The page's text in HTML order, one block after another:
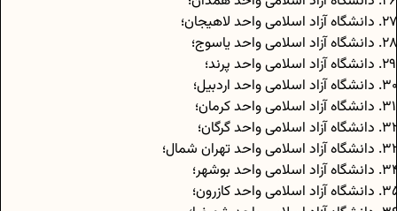
دانشگاه آزاد اسلامی واحد لاهیجان؛
دانشگاه آزاد اسلامی واحد یاسوج؛
دانشگاه آزاد اسلامی واحد پرند؛
دانشگاه آزاد اسلامی واحد اردبیل؛
دانشگاه آزاد اسلامی واحد کرمان؛
دانشگاه آزاد اسلامی واحد گرگان؛
دانشگاه آزاد اسلامی واحد تهران شمال؛
دانشگاه آزاد اسلامی واحد بوشهر؛
دانشگاه آزاد اسلامی واحد کازرون؛